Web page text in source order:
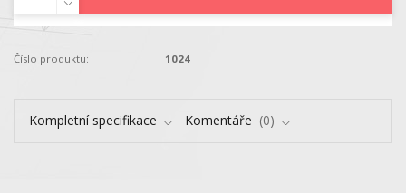
Číslo produktu: 1024
Kompletní specifikace Komentáře 0